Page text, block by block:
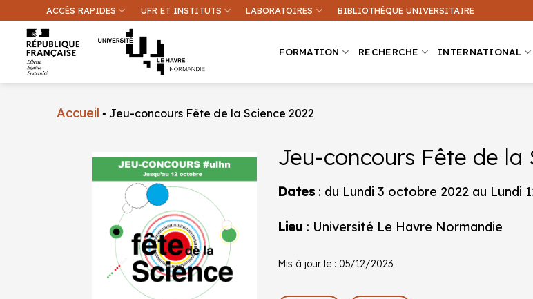
contenu
ACCÈS RAPIDES UFR ET INSTITUTS LABORATOIRES BIBLIOTHÈQUE UNIVERSITAIRE
FORMATION RECHERCHE INTERNATIONAL
Que recherchez-
Une information sur ce site Une formation
Accueil ▪ Jeu-concours Fête de la Science 2022
Jeu-concours Fête de la
Dates : du Lundi 3 octobre 2022 au Lundi
Lieu : Université Le Havre Normandie
Mis à jour le : 05/12/2023